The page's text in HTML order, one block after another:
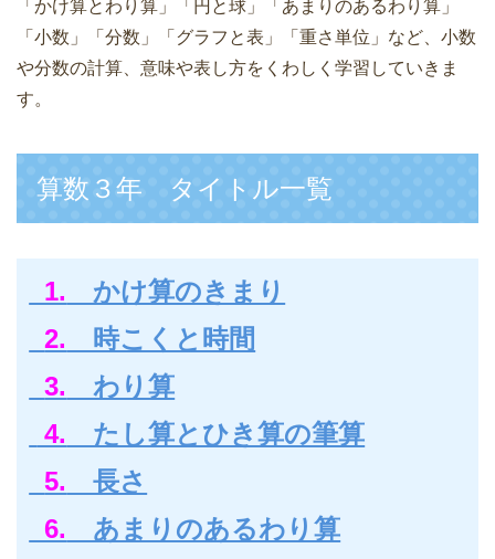
c
e
o
k
tt
er
ail p
e
e
「かけ算とわり算」「円と球」「あまりのあるわり算」
「小数」「分数」「グラフと表」「重さ単位」など、小数
や分数の計算、意味や表し方をくわしく学習していきま
す。
算数３年 タイトル一覧
1. かけ算のきまり
2. 時こくと時間
3. わり算
4. たし算とひき算の筆算
5. 長さ
6. あまりのあるわり算